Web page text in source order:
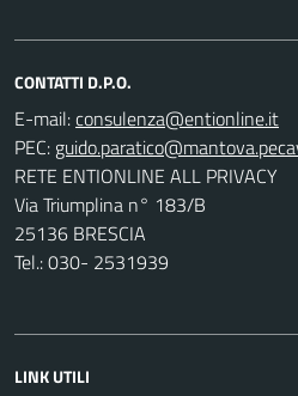
CONTATTI D.P.O.
E-mail:
PEC:
RETE ENTIONLINE ALL PRIVACY
Via Triumplina n° 183/B
25136 BRESCIA
Tel.: 030- 2531939
LINK UTILI